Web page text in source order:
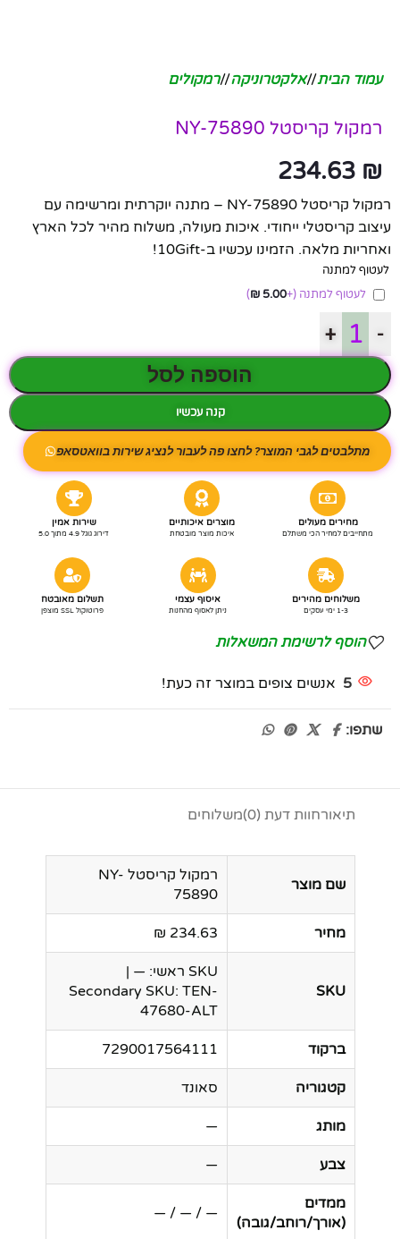
עמוד הבית/ אלקטרוניקה/ רמקולים
רמקול קריסטל NY-75890
234.63 ₪
רמקול קריסטל NY-75890 – מתנה יוקרתית ומרשימה עם
עיצוב קריסטלי ייחודי. איכות מעולה, משלוח מהיר לכל הארץ
ואחריות מלאה. הזמינו עכשיו ב-10Gift!
לעטוף למתנה
לעטוף למתנה (+
5.00
₪
)
-
+
הוספה לסל
קנה עכשיו
מתלבטים לגבי המוצר? לחצו פה לעבור לנציג שירות בוואטסאפ
מחירים מעולים
מתחייבים למחיר הכי משתלם
מוצרים איכותיים
איכות מוצר מובטחת
שירות אמין
דירוג גוגל 4.9 מתוך 5.0
משלוחים מהירים
1-3 ימי עסקים
איסוף עצמי
ניתן לאסוף מהחנות
תשלום מאובטח
פרוטוקול SSL מוצפן
הוסף לרשימת המשאלות
5 אנשים צופים במוצר זה כעת!
שתפו:
תיאורחוות דעת (0) משלוחים
שם מוצר
רמקול קריסטל NY-
75890
מחיר 234.63 ₪
SKU
SKU ראשי: — |
Secondary SKU: TEN-
47680-ALT
ברקוד 7290017564111
קטגוריה סאונד
מותג —
צבע —
ממדים
(אורך/רוחב/גובה)
— / — / —